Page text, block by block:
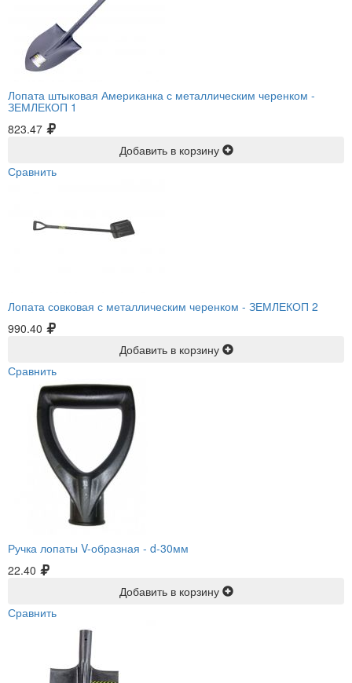
Лопата штыковая Американка с металлическим черенком -
ЗЕМЛЕКОП 1
823.47
Добавить в корзину
Сравнить
Лопата совковая с металлическим черенком - ЗЕМЛЕКОП 2
990.40
Добавить в корзину
Сравнить
Ручка лопаты V-образная - d-30мм
22.40
Добавить в корзину
Сравнить